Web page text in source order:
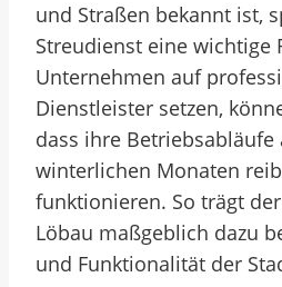
und Straßen bekannt ist,
Streudienst eine wichtige
Unternehmen auf
Dienstleister setzen,
dass ihre Betriebsabläufe
winterlichen Monaten
funktionieren. So trägt
Löbau maßgeblich dazu
und Funktionalität der